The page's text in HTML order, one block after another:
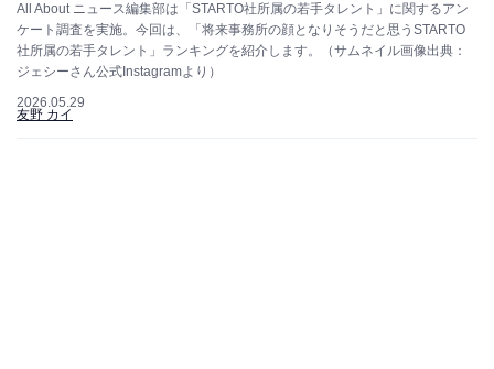
All About ニュース編集部は「STARTO社所属の若手タレント」に関するアン
ケート調査を実施。今回は、「将来事務所の顔となりそうだと思うSTARTO
社所属の若手タレント」ランキングを紹介します。（サムネイル画像出典：
ジェシーさん公式Instagramより）
2026.05.29
友野 カイ